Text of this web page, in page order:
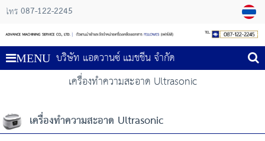
โทร 087-122-2245
MENU บริษัท แอดวานซ์ แมชชีน จำกัด
เครื่องทำความสะอาด Ultrasonic
เครื่องทำความสะอาด Ultrasonic